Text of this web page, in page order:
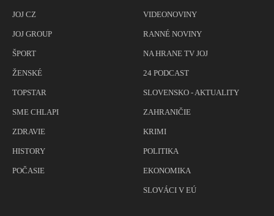
JOJ CZ
JOJ GROUP
ŠPORT
ŽENSKÉ
TOPSTAR
SME CHLAPI
ZDRAVIE
HISTORY
POČASIE
VIDEONOVINY
RANNÉ NOVINY
NA HRANE TV JOJ
24 PODCAST
SLOVENSKO - AKTUALITY
ZAHRANIČIE
KRIMI
POLITIKA
EKONOMIKA
SLOVÁCI V EÚ